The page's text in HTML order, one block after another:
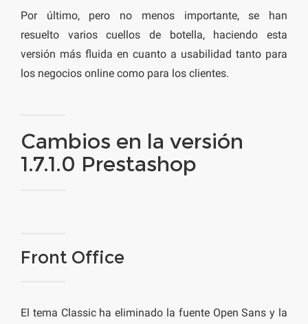
Por último, pero no menos importante, se han
resuelto varios cuellos de botella, haciendo esta
versión más fluida en cuanto a usabilidad tanto para
los negocios online como para los clientes.
Cambios en la versión
1.7.1.0 Prestashop
Front Office
El tema Classic ha eliminado la fuente Open Sans y la